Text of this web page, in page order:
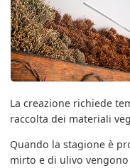
La creazione richiede
raccolta dei materiali
Quando la stagione è
mirto e di ulivo